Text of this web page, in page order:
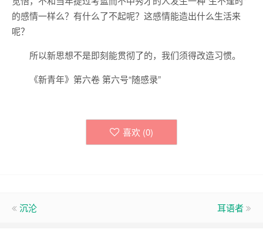
的感情一样么？有什么了不起呢？这感情能造出什么生活来
呢？
所以新思想不是即刻能贯彻了的，我们须得改造习惯。
《新青年》第六卷 第六号“随感录”
喜欢 (0)
沉沦 耳语者